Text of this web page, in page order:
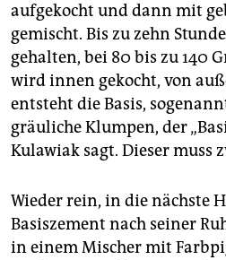
aufgekocht und dann mit
gemischt. Bis zu zehn
gehalten, bei 80 bis zu 140
wird innen gekocht, von
entsteht die Basis,
gräuliche Klumpen, der
Kulawiak sagt. Dieser muss
Wieder rein, in die nächste
Basiszement nach seiner
in einem Mischer mit